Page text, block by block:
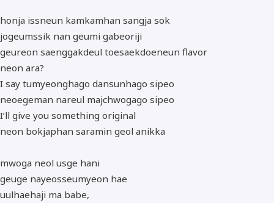
honja issneun kamkamhan sangja sok
jogeumssik nan geumi gabeoriji
geureon saenggakdeul toesaekdoeneun flavor
neon ara?
I say tumyeonghago dansunhago sipeo
neoegeman nareul majchwogago sipeo
I’ll give you something original
neon bokjaphan saramin geol anikka
mwoga neol usge hani
geuge nayeosseumyeon hae
uulhaehaji ma babe,